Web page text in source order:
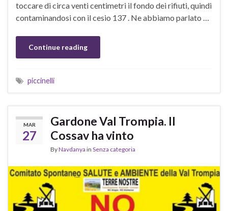
toccare di circa venti centimetri il fondo dei rifiuti, quindi
contaminandosi con il cesio 137 . Ne abbiamo parlato …
Continue reading
piccinelli
MAR
27
Gardone Val Trompia. Il
Cossav ha vinto
ByNavdanya in Senza categoria